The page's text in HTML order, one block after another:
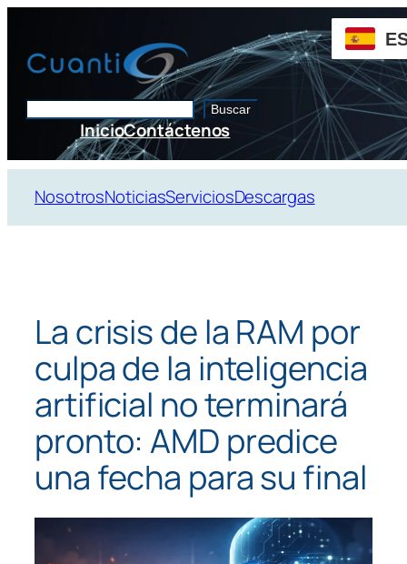
contenido
Buscar
Buscar
InicioContáctenos
NosotrosNoticiasServiciosDescargas
La crisis de la RAM por
culpa de la inteligencia
artificial no terminará
pronto: AMD predice
una fecha para su final